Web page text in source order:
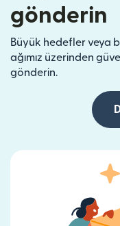
gönderin
Büyük hedefler veya
ağımız üzerinden
gönderin.